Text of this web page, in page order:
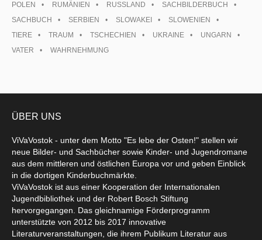
POLEN
RUMÄNIEN RUSSLAND
SACHBILDERBUCH
SACHBUCH
SERBIEN SLOWAKEI
SLOWENIEN
TIERE
TRAUM TSCHECHIEN UKRAINE
UNGARN
VATER
WAHRNEHMUNG
ÜBER UNS
ViVaVostok - unter dem Motto "Es lebe der Osten!" stellen wir
neue Bilder- und Sachbücher sowie Kinder- und Jugendromane
aus dem mittleren und östlichen Europa vor und geben Einblick
in die dortigen Kinderbuchmärkte.
ViVaVostok ist aus einer Kooperation der Internationalen
Jugendbibliothek und der Robert Bosch Stiftung
hervorgegangen. Das gleichnamige Förderprogramm
unterstützte von 2012 bis 2017 innovative
Literaturveranstaltungen, die ihrem Publikum Literatur aus